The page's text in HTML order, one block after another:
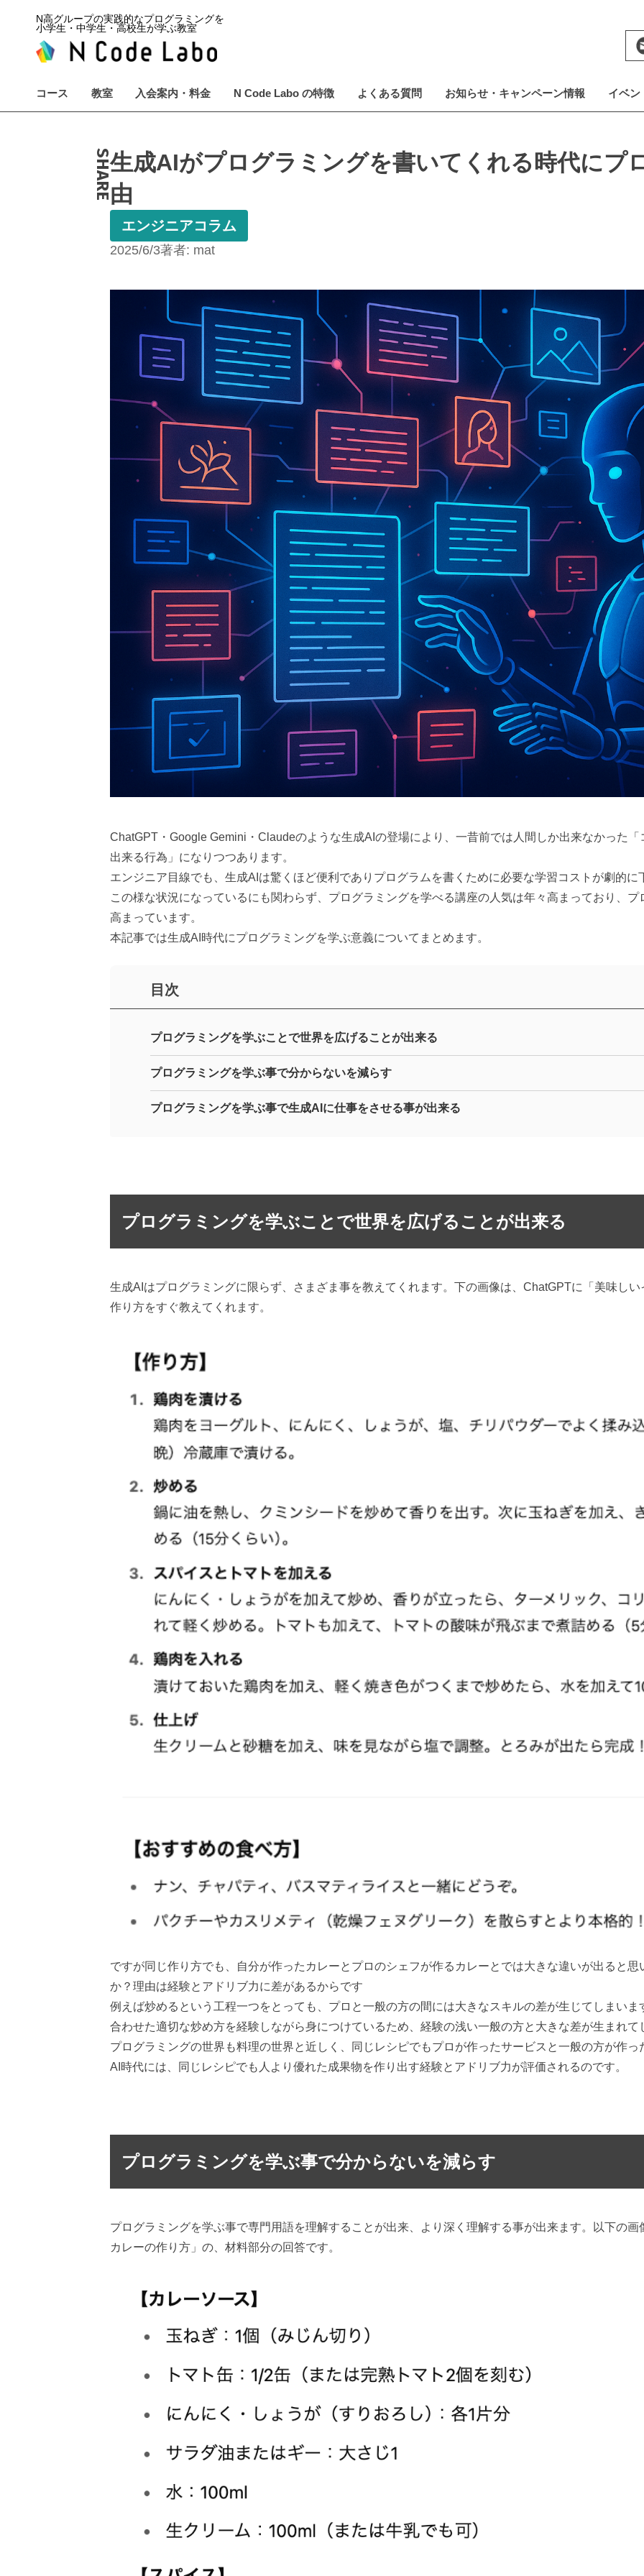
N高グループの実践的なプログラミングを
小学生・中学生・高校生が学ぶ教室
コース 教室 入会案内・料金 N Code Labo の特徴 よくある質問 お知らせ・キャンペーン情報 イベン
SHARE生成AIがプログラミングを書いてくれる時代にプ
由
エンジニアコラム
2025/6/3著者: mat
ChatGPT・Google Gemini・Claudeのような生成AIの登場により、一昔前では人間しか出来なかった
出来る行為」になりつつあります。
エンジニア目線でも、生成AIは驚くほど便利でありプログラムを書くために必要な学習コストが劇的に
この様な状況になっているにも関わらず、プログラミングを学べる講座の人気は年々高まっており、
高まっています。
本記事では生成AI時代にプログラミングを学ぶ意義についてまとめます。
目次
プログラミングを学ぶことで世界を広げることが出来る
プログラミングを学ぶ事で分からないを減らす
プログラミングを学ぶ事で生成AIに仕事をさせる事が出来る
プログラミングを学ぶことで世界を広げることが出来る
生成AIはプログラミングに限らず、さまざま事を教えてくれます。下の画像は、ChatGPTに「美味しい
作り方をすぐ教えてくれます。
ですが同じ作り方でも、自分が作ったカレーとプロのシェフが作るカレーとでは大きな違いが出ると
か？理由は経験とアドリブ力に差があるからです
例えば炒めるという工程一つをとっても、プロと一般の方の間には大きなスキルの差が生じてしまい
合わせた適切な炒め方を経験しながら身につけているため、経験の浅い一般の方と大きな差が生まれて
プログラミングの世界も料理の世界と近しく、同じレシピでもプロが作ったサービスと一般の方が作
AI時代には、同じレシピでも人より優れた成果物を作り出す経験とアドリブ力が評価されるのです。
プログラミングを学ぶ事で分からないを減らす
プログラミングを学ぶ事で専門用語を理解することが出来、より深く理解する事が出来ます。以下の
カレーの作り方」の、材料部分の回答です。